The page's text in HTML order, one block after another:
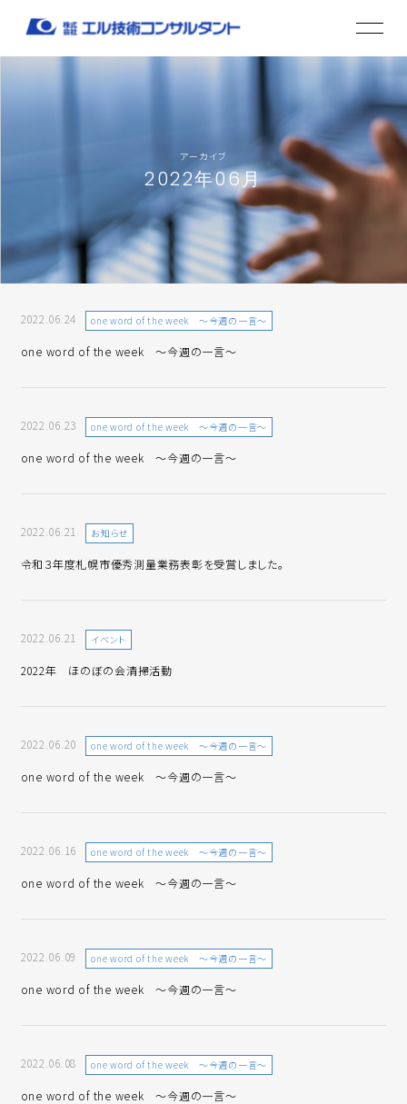
アーカイブ
2022年06月
2022.06.24 one word of the week ～今週の一言～
one word of the week ～今週の一言～
2022.06.23 one word of the week ～今週の一言～
one word of the week ～今週の一言～
2022.06.21 お知らせ
令和３年度札幌市優秀測量業務表彰を受賞しました。
2022.06.21 イベント
2022年 ほのぼの会清掃活動
2022.06.20 one word of the week ～今週の一言～
one word of the week ～今週の一言～
2022.06.16 one word of the week ～今週の一言～
one word of the week ～今週の一言～
2022.06.09 one word of the week ～今週の一言～
one word of the week ～今週の一言～
2022.06.08 one word of the week ～今週の一言～
one word of the week ～今週の一言～